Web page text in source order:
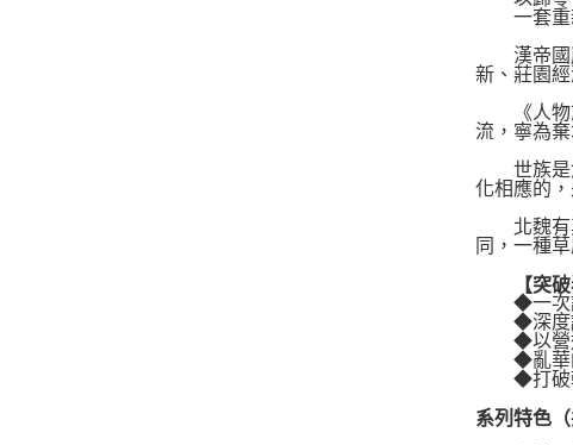
一套重
漢帝國崩
新、莊園
《人物志
流，寧為
世族是六
化相應的
北魏有其
同，一種
【突破
◆一次讀
◆深度認
◆以營造
◆亂華的
◆打破朝
系列特色